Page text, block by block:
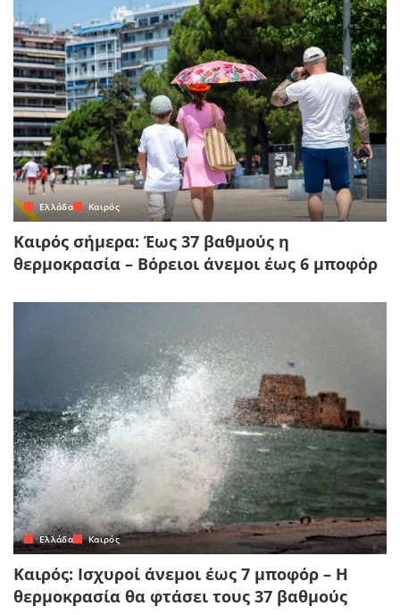
Ελλάδα Καιρός
Καιρός σήμερα: Έως 37 βαθμούς η
θερμοκρασία – Βόρειοι άνεμοι έως 6 μποφόρ
Ελλάδα Καιρός
Καιρός: Ισχυροί άνεμοι έως 7 μποφόρ – Η
θερμοκρασία θα φτάσει τους 37 βαθμούς